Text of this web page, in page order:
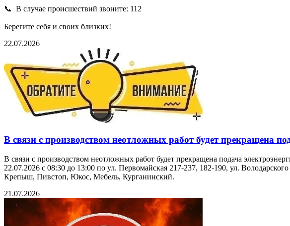
📞 В случае происшествий звоните: 112
Берегите себя и своих близких!
22.07.2026
В связи с производством неотложных работ будет прекращена
В связи с производством неотложных работ будет прекращена подача
22.07.2026 с 08:30 до 13:00 по ул. Первомайская 217-237, 182-190, ул.
Крепыш, Пивстоп, Юкос, Мебель, Курганинский.
21.07.2026